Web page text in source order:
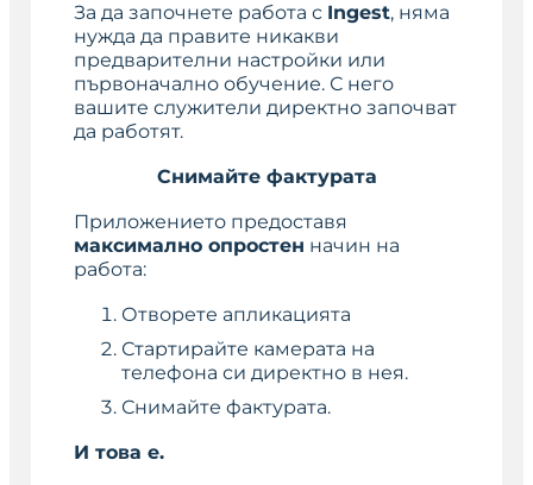
За да започнете работа с Ingest, няма
нужда да правите никакви
предварителни настройки или
първоначално обучение. С него
вашите служители директно започват
да работят.
Снимайте фактурата
Приложението предоставя
максимално опростен начин на
работа:
Отворете апликацията
Стартирайте камерата на
телефона си директно в нея.
Снимайте фактурата.
И това е.